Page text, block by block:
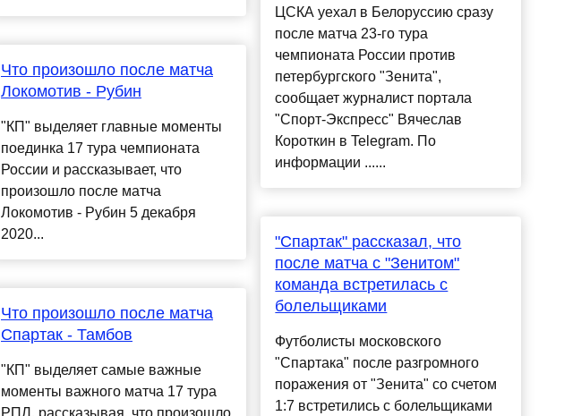
Что произошло после матча
Локомотив - Рубин
"КП" выделяет главные моменты
поединка 17 тура чемпионата
России и рассказывает, что
произошло после матча
Локомотив - Рубин 5 декабря
2020...
Что произошло после матча
Спартак - Тамбов
"КП" выделяет самые важные
моменты важного матча 17 тура
ЦСКА уехал в Белоруссию сразу
после матча 23-го тура
чемпионата России против
петербургского "Зенита",
сообщает журналист портала
"Спорт-Экспресс" Вячеслав
Короткин в Telegram. По
информации ......
"Спартак" рассказал, что
после матча с "Зенитом"
команда встретилась с
болельщиками
Футболисты московского
"Спартака" после разгромного
поражения от "Зенита" со счетом
1:7 встретились с болельщиками